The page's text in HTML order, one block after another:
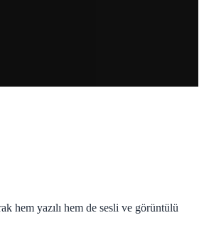
hem yazılı hem de sesli ve görüntülü